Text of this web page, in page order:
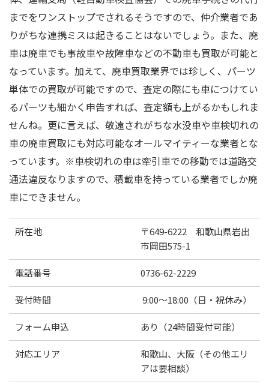
までをワンストップでされるそうですので、仲介業者であ
りがちな連携ミスは起きることはないでしょう。また、廃
車は廃車でも事故車や故障車などの不動車も買取が可能と
なっています。加えて、廃車買取業界では珍しく、パーツ
単体での買取が可能ですので、査定の際にも車につけてい
るパーツも細かく申告すれば、査定額も上がるかもしれま
せんね。更に言えば、敬遠されがちな水没車や車検切れの
車の廃車買取にも対応可能なオールマイティーな業者とな
っています。※車検切れの車は牽引車での移動では道路交
通法違反なりますので、積載車を持っている業者でしか廃
車にできません。
所在地
〒649-6222 和歌山県岩出
市岡田575-1
電話番号 0736-62-2229
受付時間 9:00～18:00（日・祝休み）
フォーム申込 あり（24時間受付可能）
対応エリア
和歌山、大阪（その他エリ
アは要相談）